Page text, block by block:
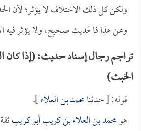
ولكن كل ذلك الاختلاف لا يؤثر؛ لأن
وعن هذا فالحديث صحيح، ولا يؤثر فيه
تراجم رجال إسناد حديث: (إذا كان
الخبث)
قوله: [ حدثنامحمد بن العلاء].
هومحمد بن العلاء بن كريب أبو كريب